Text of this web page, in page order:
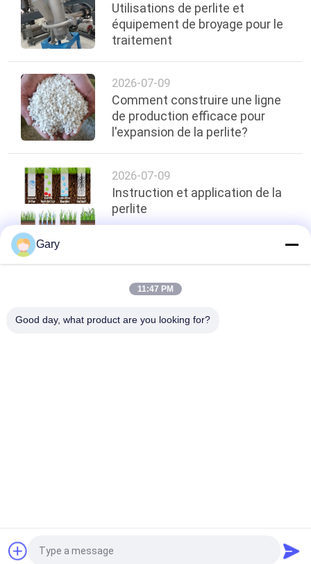
Utilisations de perlite et
équipement de broyage pour le
traitement
2026-07-09
Comment construire une ligne
de production efficace pour
l'expansion de la perlite?
2026-07-09
Instruction et application de la
perlite
top
Demandez un devis
Gary
11:47 PM
Good day, what product are you looking for?